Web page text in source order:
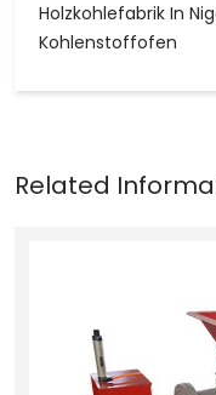
Holzkohlefabrik In
Kohlenstoffofen